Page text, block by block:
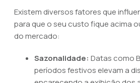
Existem diversos fatores que
para que o seu custo fique acima
do mercado:
Sazonalidade: Datas como
períodos festivos elevam a